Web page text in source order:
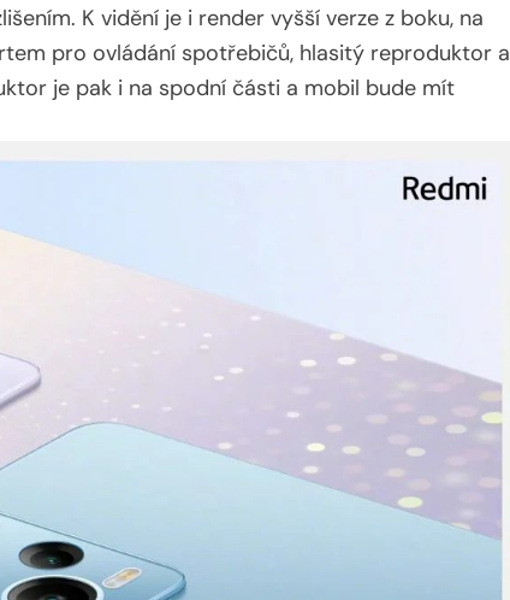
K vidění je i render vyšší verze z boku, na
pro ovládání spotřebičů, hlasitý reproduktor a
je pak i na spodní části a mobil bude mít